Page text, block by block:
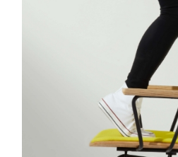
Bridal